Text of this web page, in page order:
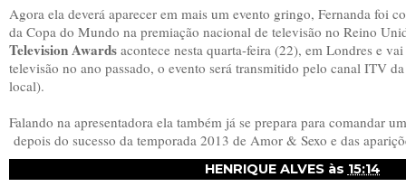
Agora ela deverá aparecer em mais um evento gringo, Fernanda foi
da Copa do Mundo na premiação nacional de televisão no Reino
Television Awards acontece nesta quarta-feira (22), em Londres e
televisão no ano passado, o evento será transmitido pelo canal ITV
local).
Falando na apresentadora ela também já se prepara para comandar
depois do sucesso da temporada 2013 de Amor & Sexo e das
HENRIQUE ALVES às 15:14